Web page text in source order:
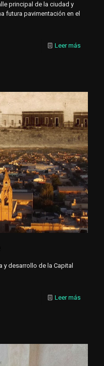
principal de la ciudad y
futura pavimentación en el
Leer más
y desarrollo de la Capital
Leer más